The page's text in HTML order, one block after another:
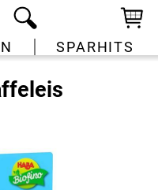
SPARHITS